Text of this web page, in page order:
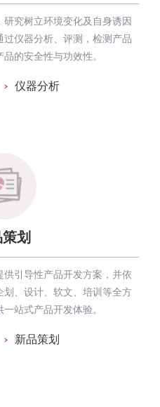
究树立环境变化及自身诱因
仪器分析、评测，检测产品
的安全性与功效性。
仪器分析
划
引导性产品开发方案，并依
、设计、软文、培训等全方
站式产品开发体验。
新品策划